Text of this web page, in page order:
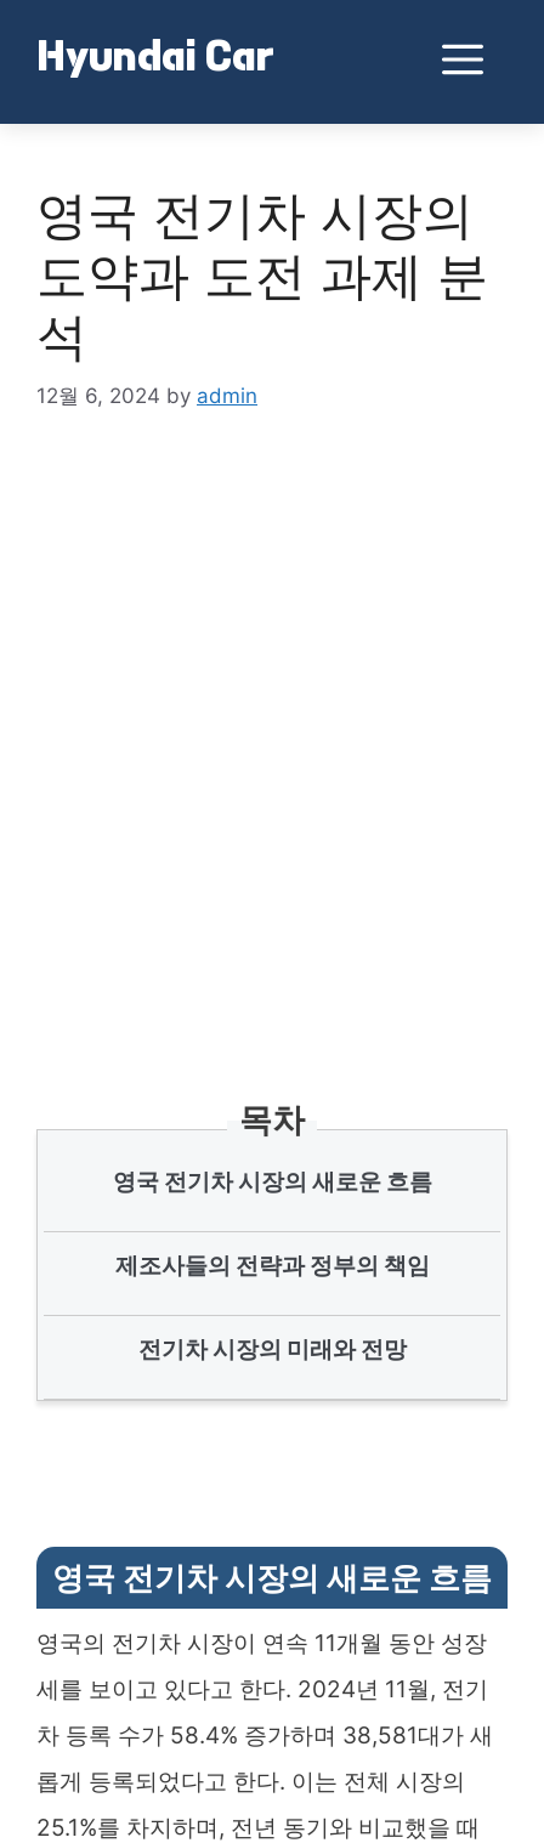
contentHyundai Car
영국 전기차 시장의
도약과 도전 과제 분
석
12월 6, 2024 by admin
목차
영국 전기차 시장의 새로운 흐름
제조사들의 전략과 정부의 책임
전기차 시장의 미래와 전망
영국 전기차 시장의 새로운 흐름
영국의 전기차 시장이 연속 11개월 동안 성장
세를 보이고 있다고 한다. 2024년 11월, 전기
차 등록 수가 58.4% 증가하며 38,581대가 새
롭게 등록되었다고 한다. 이는 전체 시장의
25.1%를 차지하며, 전년 동기와 비교했을 때